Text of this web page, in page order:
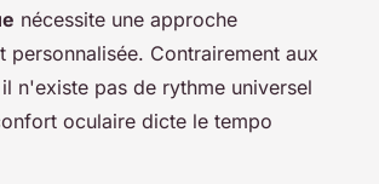
nécessite une approche
personnalisée. Contrairement aux
n'existe pas de rythme universel
oculaire dicte le tempo